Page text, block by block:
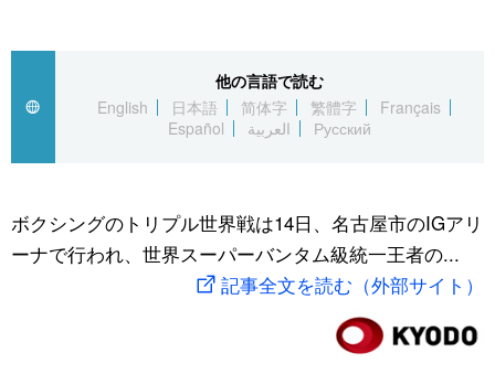
Русский
経済・ビジネス
国際
文化
トップ
アーカイブ
In-depth
Japan Data
動画/Live
スポーツ・東京2020
他の言語で読む
English
日本語 简体字 繁體字
Français
Español
العربية Русский
ボクシングのトリプル世界戦は14日、名古屋市のIGアリ
ーナで行われ、世界スーパーバンタム級統一王者の...
記事全文を読む（外部サイト）